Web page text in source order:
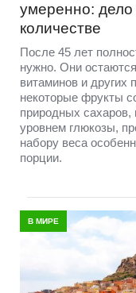
умеренно: дело
количестве
После 45 лет
нужно. Они
витаминов и
некоторые фрукты
природных
уровнем глюкозы,
набору веса
порции.
В МИРЕ